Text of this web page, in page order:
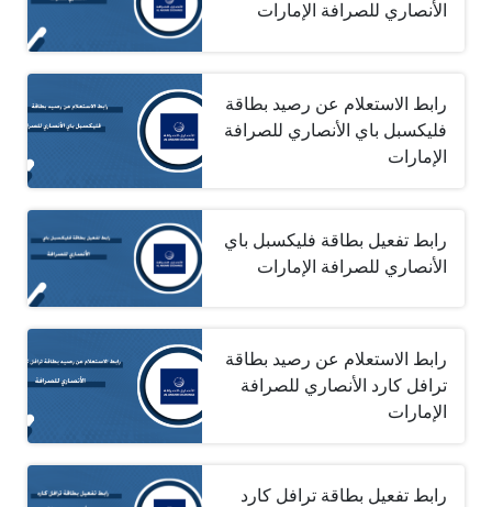
الأنصاري للصرافة الإمارات
رابط الاستعلام عن رصيد بطاقة
فليكسبل باي الأنصاري للصرافة
الإمارات
رابط تفعيل بطاقة فليكسبل باي
الأنصاري للصرافة الإمارات
رابط الاستعلام عن رصيد بطاقة
ترافل كارد الأنصاري للصرافة
الإمارات
رابط تفعيل بطاقة ترافل كارد